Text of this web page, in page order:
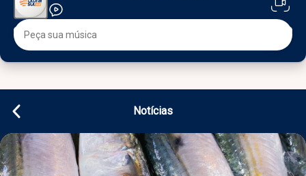
Notícias